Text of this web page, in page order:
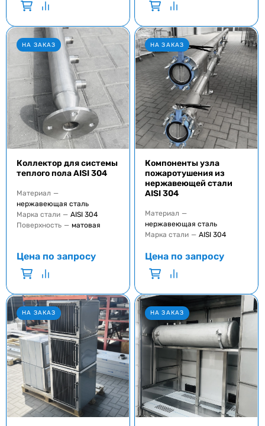
НА ЗАКАЗ
Коллектор для системы
теплого пола AISI 304
Материал —
нержавеющая сталь
Марка стали — AISI 304
Поверхность — матовая
Цена по запросу
НА ЗАКАЗ
Компоненты узла
пожаротушения из
нержавеющей стали
AISI 304
Материал —
нержавеющая сталь
Марка стали — AISI 304
Цена по запросу
НА ЗАКАЗ НА ЗАКАЗ